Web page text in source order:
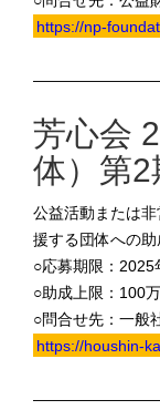
https://np-
芳心会
体）第2
公益活動または
援する団体への助
○応募期限：
○助成上限：100
○問合せ先：一般
https://houshin-